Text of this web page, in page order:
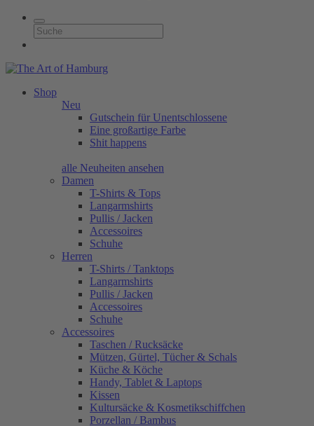
Shop
Neu
Gutschein für Unentschlossene
Eine großartige Farbe
Shit happens
alle Neuheiten ansehen
Damen
T-Shirts & Tops
Langarmshirts
Pullis / Jacken
Accessoires
Schuhe
Herren
T-Shirts / Tanktops
Langarmshirts
Pullis / Jacken
Accessoires
Schuhe
Accessoires
Taschen / Rucksäcke
Mützen, Gürtel, Tücher & Schals
Küche & Köche
Handy, Tablet & Laptops
Kissen
Kultursäcke & Kosmetikschiffchen
Porzellan / Bambus